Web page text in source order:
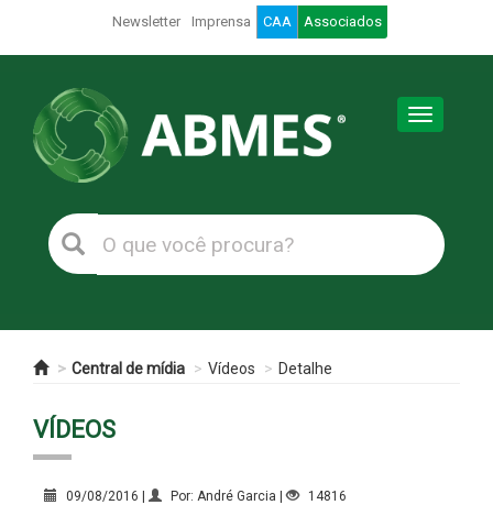
Newsletter Imprensa CAA Associados
Toggle
Central de mídia Vídeos Detalhe
VÍDEOS
09/08/2016 | Por: André Garcia | 14816